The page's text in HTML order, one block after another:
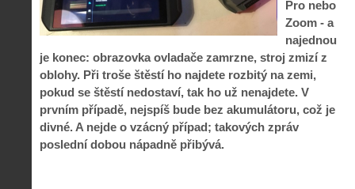
Pro nebo
Zoom - a
najednou
je konec: obrazovka ovladače zamrzne, stroj zmizí z
oblohy. Při troše štěstí ho najdete rozbitý na zemi,
pokud se štěstí nedostaví, tak ho už nenajdete. V
prvním případě, nejspíš bude bez akumulátoru, což je
divné. A nejde o vzácný případ; takových zpráv
poslední dobou nápadně přibývá.